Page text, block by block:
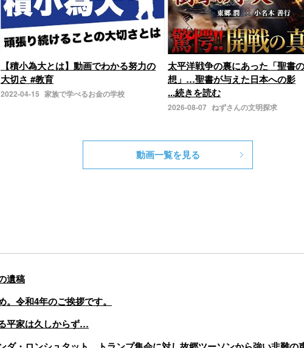
【積小為大とは】動画でわかる努力の
大切さ #教育
2022-04-15 家族で学べるお金の学校
太平洋戦争の裏にあった「聖書
想」…聖書が与えた日本への影
...続きを読む
2026-08-07 ねずさんの文明探求
動画一覧を見る